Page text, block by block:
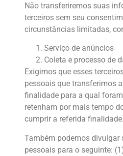
Não transferiremos suas
terceiros sem seu
circunstâncias limitadas,
Serviço de anúncios
Coleta e processo de
Exigimos que esses
pessoais que transferimos
finalidade para a qual
retenham por mais tempo
cumprir a referida finalidade.
Também podemos divulgar
pessoais para o seguinte: